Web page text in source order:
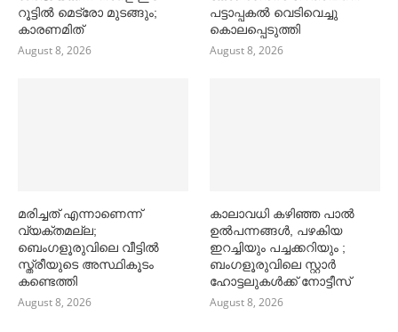
റൂട്ടില്‍ മെട്രോ മുടങ്ങും;
കാരണമിത്
August 8, 2026
പട്ടാപ്പകല്‍ വെടിവെച്ചു
കൊലപ്പെടുത്തി
August 8, 2026
മരിച്ചത് എന്നാണെന്ന്
വ്യക്തമല്ല;
ബെംഗളൂരുവിലെ വീട്ടില്‍
സ്ത്രീയുടെ അസ്ഥികൂടം
കണ്ടെത്തി
August 8, 2026
കാലാവധി കഴിഞ്ഞ പാല്‍
ഉല്‍പന്നങ്ങള്‍, പഴകിയ
ഇറച്ചിയും പച്ചക്കറിയും ;
ബംഗളൂരുവിലെ സ്റ്റാര്‍
ഹോട്ടലുകള്‍ക്ക് നോട്ടീസ്
August 8, 2026